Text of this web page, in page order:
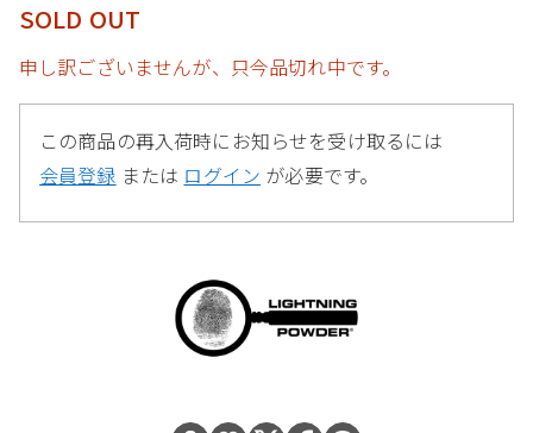
SOLD OUT
申し訳ございませんが、只今品切れ中です。
この商品の再入荷時にお知らせを受け取るには
会員登録 または ログイン が必要です。